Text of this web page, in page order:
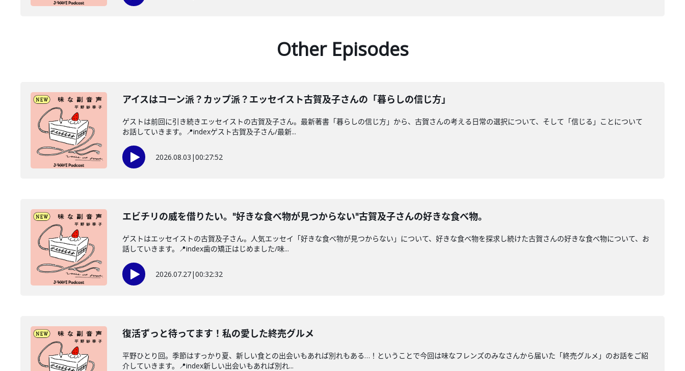
Other Episodes
アイスはコーン派？カップ派？エッセイスト古賀及子さんの「暮らしの信じ方」
ゲストは前回に引き続きエッセイストの古賀及子さん。最新著書「暮らしの信じ方」から、古賀さんの考える日常の選択について、そして「信じる」ことについて
お話していきます。📍indexゲスト古賀及子さん/最新...
2026.08.03 |00:27:52
エビチリの威を借りたい。"好きな食べ物が見つからない"古賀及子さんの好きな食べ物。
ゲストはエッセイストの古賀及子さん。人気エッセイ「好きな食べ物が見つからない」について、好きな食べ物を探求し続けた古賀さんの好きな食べ物について、お
話していきます。📍index歯の矯正はじめました/味...
2026.07.27|00:32:32
復活ずっと待ってます！私の愛した終売グルメ
平野ひとり回。季節はすっかり夏、新しい食との出会いもあれば別れもある…！ということで今回は味なフレンズのみなさんから届いた「終売グルメ」のお話をご紹
介していきます。📍index新しい出会いもあれば別れ...